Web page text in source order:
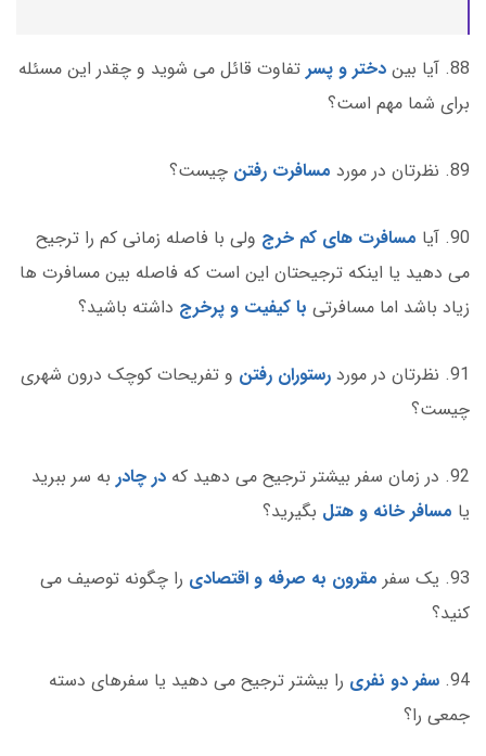
88. آیا بین دختر و پسر تفاوت قائل می شوید و چقدر این مسئله
برای شما مهم است؟
89. نظرتان در مورد مسافرت رفتن چیست؟
90. آیا مسافرت های کم خرج ولی با فاصله زمانی کم را ترجیح
می دهید یا اینکه ترجیحتان این است که فاصله بین مسافرت ها
زیاد باشد اما مسافرتی با کیفیت و پرخرج داشته باشید؟
91. نظرتان در مورد رستوران رفتن و تفریحات کوچک درون شهری
چیست؟
92. در زمان سفر بیشتر ترجیح می دهید که در چادر به سر ببرید
یا مسافر خانه و هتل بگیرید؟
93. یک سفر مقرون به صرفه و اقتصادی را چگونه توصیف می
کنید؟
94. سفر دو نفری را بیشتر ترجیح می دهید یا سفرهای دسته
جمعی را؟